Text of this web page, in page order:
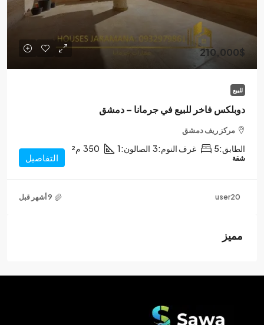
210,000$
للبيع
دوبلكس فاخر للبيع في جرمانا – دمشق
مركز ريف دمشق
الطابق:5 غرف النوم:3 الصالون:1
350 م²
شقة التفاصيل
user20
مميز